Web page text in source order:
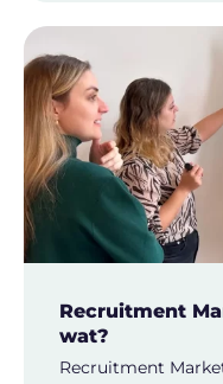
Recruitment
wat?
Recruitment